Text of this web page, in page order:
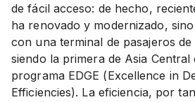
de fácil acceso: de hecho,
ha renovado y modernizado,
con una terminal de pasajeros
siendo la primera de Asia
programa EDGE (Excellence in
Efficiencies). La eficiencia, por